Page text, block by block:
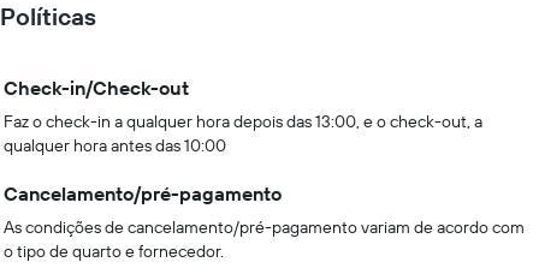
Políticas
Check-in/Check-out
Faz o check-in a qualquer hora depois das 13:00, e o check-out, a
qualquer hora antes das 10:00
Cancelamento/pré-pagamento
As condições de cancelamento/pré-pagamento variam de acordo com
o tipo de quarto e fornecedor.